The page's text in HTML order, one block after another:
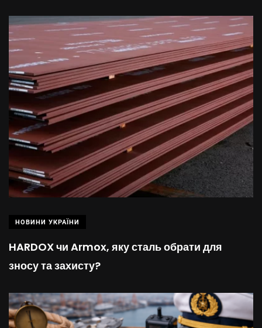
НОВИНИ УКРАЇНИ
HARDOX чи Armox, яку сталь обрати для
зносу та захисту?